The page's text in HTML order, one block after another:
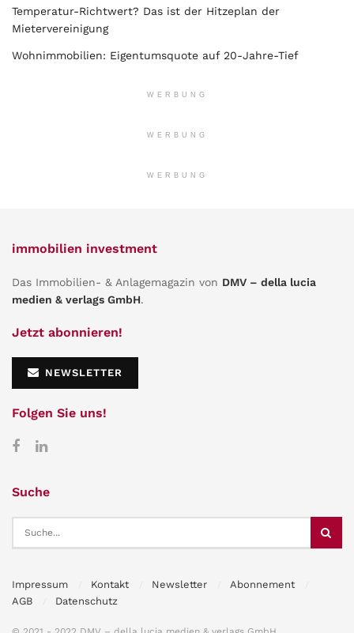
Temperatur-Richtwert? Das ist der Hitzeplan der
Mietervereinigung
Wohnimmobilien: Eigentumsquote auf 20-Jahre-Tief
WERBUNG
WERBUNG
WERBUNG
immobilien investment
Das Immobilien- & Anlagemagazin von DMV – della lucia
medien & verlags GmbH.
Jetzt abonnieren!
NEWSLETTER
Folgen Sie uns!
Suche
Impressum Kontakt Newsletter
Abonnement
AGB
Datenschutz